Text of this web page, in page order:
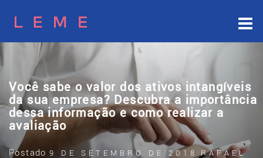
content
Você sabe o valor dos ativos intangíveis
da sua empresa? Descubra a importância
dessa informação e como realizar a
avaliação
Postado9 DE SETEMBRO DE 2018 RAFAEL